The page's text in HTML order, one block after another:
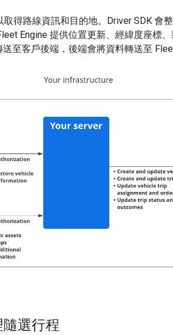
取得路線資訊和目的地。Driver SDK 會
Engine 提供位置更新、經緯度座標
至客戶後端，後端會將資料轉送至
選行程